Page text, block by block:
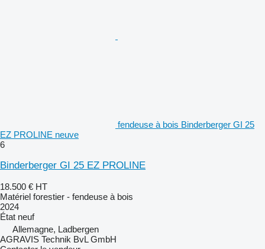
fendeuse à bois Binderberger GI 25
EZ PROLINE neuve
6
Binderberger GI 25 EZ PROLINE
18.500 € HT
Matériel forestier - fendeuse à bois
2024
État neuf
Allemagne, Ladbergen
AGRAVIS Technik BvL GmbH